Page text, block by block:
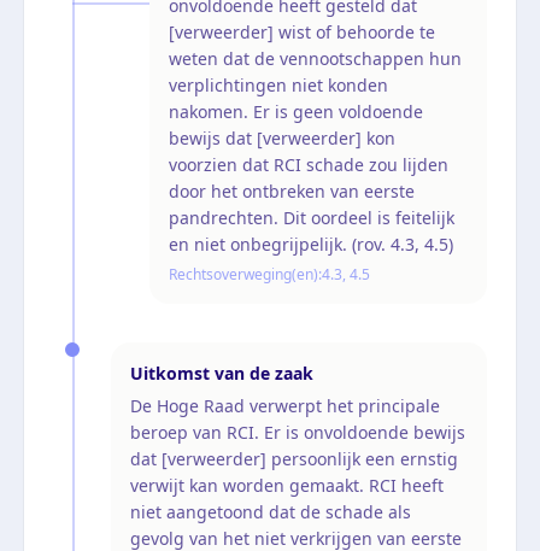
onvoldoende heeft gesteld dat
[verweerder] wist of behoorde te
weten dat de vennootschappen hun
verplichtingen niet konden
nakomen. Er is geen voldoende
bewijs dat [verweerder] kon
voorzien dat RCI schade zou lijden
door het ontbreken van eerste
pandrechten. Dit oordeel is feitelijk
en niet onbegrijpelijk. (rov. 4.3, 4.5)
Rechtsoverweging(en):4.3, 4.5
Uitkomst van de zaak
De Hoge Raad verwerpt het principale
beroep van RCI. Er is onvoldoende bewijs
dat [verweerder] persoonlijk een ernstig
verwijt kan worden gemaakt. RCI heeft
niet aangetoond dat de schade als
gevolg van het niet verkrijgen van eerste